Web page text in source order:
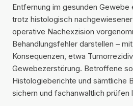
Entfernung im gesunden Gewebe
trotz histologisch
operative Nachexzision
Behandlungsfehler darstellen –
Konsequenzen, etwa
Gewebezerstörung. Betroffene
Histologieberichte und sämtliche
sichern und fachanwaltlich prüfen